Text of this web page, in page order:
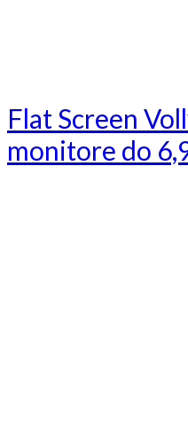
Flat Screen
monitore do